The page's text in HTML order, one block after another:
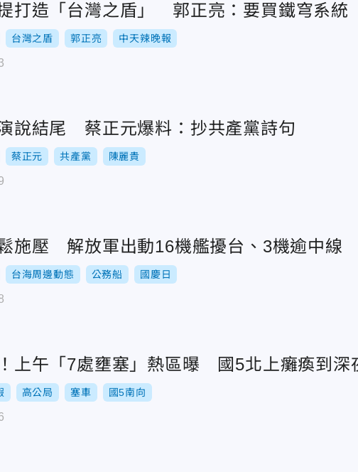
打造「台灣之盾」 郭正亮：要買鐵穹系統
台灣之盾 郭正亮 中天辣晚報
說結尾 蔡正元爆料：抄共產黨詩句
蔡正元 共產黨 陳麗貴
施壓 解放軍出動16機艦擾台、3機逾中線
台海周邊動態 公務船 國慶日
上午「7處壅塞」熱區曝 國5北上癱瘓到深
高公局 塞車 國5南向